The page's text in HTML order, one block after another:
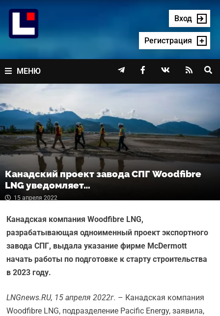
содержимому
Вход
Регистрация
МЕНЮ    
Канадский проект завода СПГ Woodfibre
LNG уведомляет…
15 апреля 2022
Канадская компания Woodfibre LNG,
разрабатывающая одноименный проект экспортного
завода СПГ, выдала указание фирме McDermott
начать работы по подготовке к старту строительства
в 2023 году.
LNGnews.RU, 15 апреля 2022г. – Канадская компания
Woodfibre LNG, подразделение Pacific Energy, заявила,